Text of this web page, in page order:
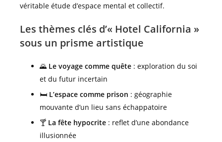
véritable étude d’espace mental et collectif.
Les thèmes clés d’« Hotel California »
sous un prisme artistique
🌄 Le voyage comme quête : exploration du soi
et du futur incertain
🛏️ L’espace comme prison : géographie
mouvante d’un lieu sans échappatoire
🍸 La fête hypocrite : reflet d’une abondance
illusionnée